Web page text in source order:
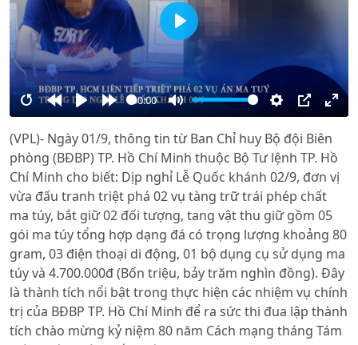
RestartRewind
10s
PlayForward
10s
00:00
Mute Settings
PIP
Play
(VPL)- Ngày 01/9, thông tin từ Ban Chỉ huy Bộ đội Biên
phòng (BĐBP) TP. Hồ Chí Minh thuộc Bộ Tư lệnh TP. Hồ
Chí Minh cho biết: Dịp nghỉ Lễ Quốc khánh 02/9, đơn vị
vừa đấu tranh triệt phá 02 vụ tàng trữ trái phép chất
ma túy, bắt giữ 02 đối tượng, tang vật thu giữ gồm 05
gói ma túy tổng hợp dạng đá có trọng lượng khoảng 80
gram, 03 điện thoại di động, 01 bộ dụng cụ sử dụng ma
túy và 4.700.000đ (Bốn triệu, bảy trăm nghìn đồng). Đây
là thành tích nổi bật trong thực hiện các nhiệm vụ chính
trị của BĐBP TP. Hồ Chí Minh để ra sức thi đua lập thành
tích chào mừng kỷ niệm 80 năm Cách mạng tháng Tám